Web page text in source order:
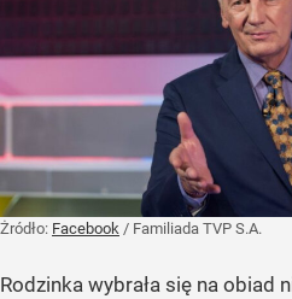
Żródło: Facebook / Familiada TVP S.A.
Rodzinka wybrała się na obiad